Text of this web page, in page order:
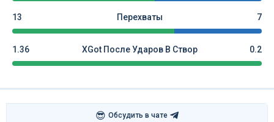
13 Перехваты 7
1.36 XGot После Ударов В Створ 0.2
😎 Обсудить в чате